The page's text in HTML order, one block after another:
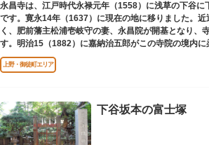
永昌寺は、江戸時代永禄元年（1558）に浅草の下谷に
です。寛永14年（1637）に現在の地に移りました。近
く、肥前藩主松浦壱岐守の妻、永昌院が開基となり、
す。明治15（1882）に嘉納治五郎がこの寺院の境内に
設立しました。
上野・御徒町エリア
下谷坂本の富士塚